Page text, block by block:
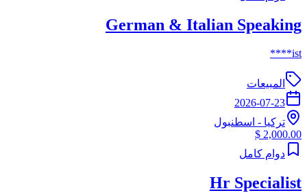
German & Italian Speaking
ist****
المبيعات
2026-07-23
تركيا - اسطنبول
2,000.00 $
دوام كامل
Hr Specialist